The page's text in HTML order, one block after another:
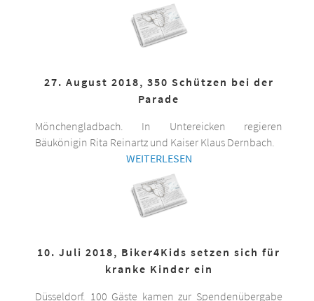
27. August 2018, 350 Schützen bei der
Parade
Mönchengladbach. In Untereicken regieren
Bäukönigin Rita Reinartz und Kaiser Klaus Dernbach.
WEITERLESEN
10. Juli 2018, Biker4Kids setzen sich für
kranke Kinder ein
Düsseldorf. 100 Gäste kamen zur Spendenübergabe